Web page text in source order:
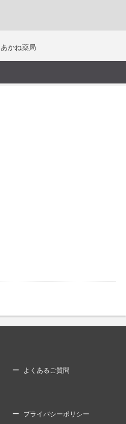
あかね薬局
よくあるご質問
プライバシーポリシー